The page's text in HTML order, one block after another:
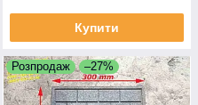
Купити
Розпродаж –27%